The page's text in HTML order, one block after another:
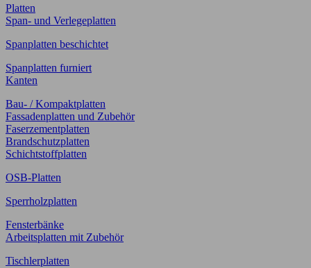
Platten
Span- und Verlegeplatten
Spanplatten beschichtet
Spanplatten furniert
Kanten
Bau- / Kompaktplatten
Fassadenplatten und Zubehör
Faserzementplatten
Brandschutzplatten
Schichtstoffplatten
OSB-Platten
Sperrholzplatten
Fensterbänke
Arbeitsplatten mit Zubehör
Tischlerplatten